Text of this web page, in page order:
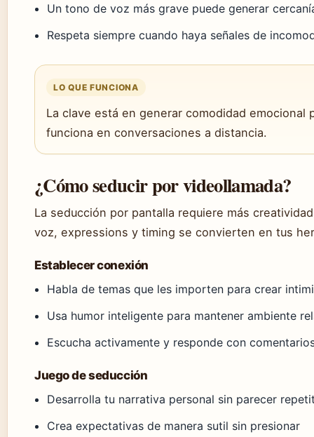
Un tono de voz más grave puede generar
Respeta siempre cuando haya señales de
LO QUE FUNCIONA
La clave está en generar comodidad
funciona en conversaciones a distancia.
¿Cómo seducir por videollamada?
La seducción por pantalla requiere más
voz, expressions y timing se convierten en tus
Establecer conexión
Habla de temas que les importen para crear
Usa humor inteligente para mantener ambiente
Escucha activamente y responde con
Juego de seducción
Desarrolla tu narrativa personal sin parecer
Crea expectativas de manera sutil sin presionar